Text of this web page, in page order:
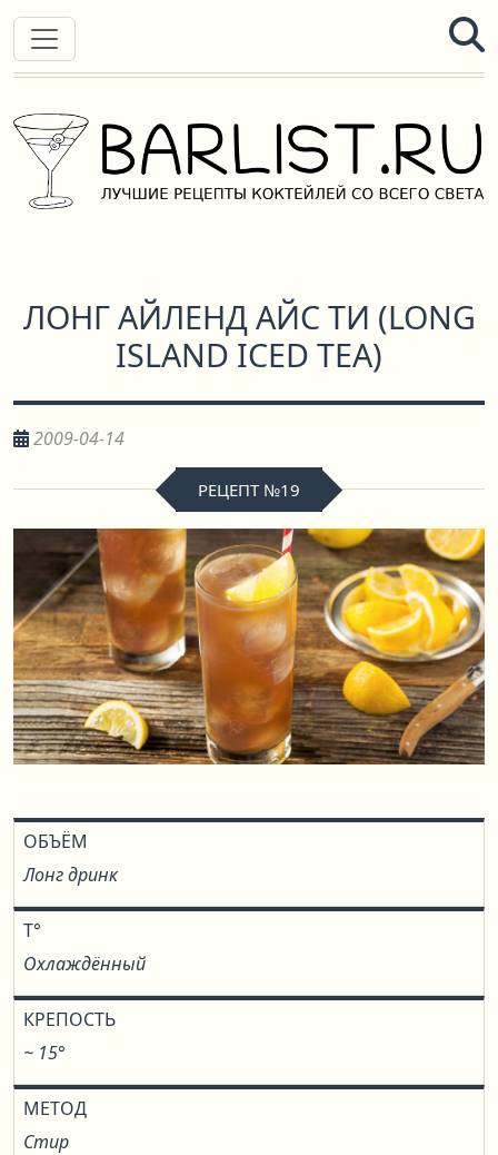
ЛОНГ АЙЛЕНД АЙС ТИ (LONG
ISLAND ICED TEA)
2009-04-14
РЕЦЕПТ №19
ОБЪЁМ
Лонг дринк
T°
Охлаждённый
КРЕПОСТЬ
~ 15°
МЕТОД
Стир